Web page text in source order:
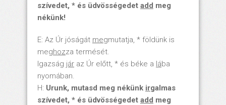
szívedet, * és üdvösségedet add meg
nékünk!
E: Az Úr jóságát megmutatja, * földünk is
meghozza termését.
Igazság jár az Úr előtt, * és béke a lába
nyomában.
H: Urunk, mutasd meg nékünk irgalmas
szívedet, * és üdvösségedet add meg